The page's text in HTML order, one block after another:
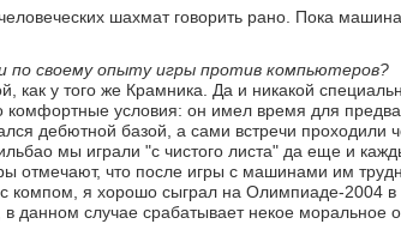
шахмат говорить рано. Пока
своему опыту игры против компьютеров?
как у того же Крамника. Да и никакой
комфортные условия: он имел время для
дебютной базой, а сами встречи
мы играли "с чистого листа" да еще и
отмечают, что после игры с машинами им
компом, я хорошо сыграл на Олимпиаде-2004
данном случае срабатывает некое моральное